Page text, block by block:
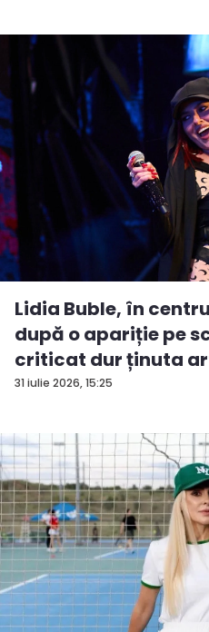
31 iulie 2026, 15:25
Lidia Buble, în
după o apariție pe
criticat dur ținuta